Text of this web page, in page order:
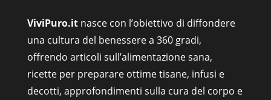
ViviPuro.it nasce con l’obiettivo di diffondere
una cultura del benessere a 360 gradi,
offrendo articoli sull’alimentazione sana,
ricette per preparare ottime tisane, infusi e
decotti, approfondimenti sulla cura del corpo e